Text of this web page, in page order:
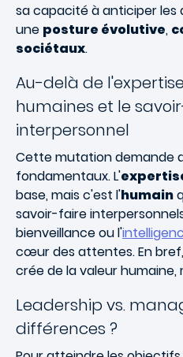
sa capacité à anticiper
une posture évolutive,
sociétaux.
Au-delà de
humaines et le
interpersonnel
Cette mutation demande
fondamentaux. L'
base, mais c'est l'humain
savoir-faire
bienveillance ou l'
cœur des attentes. En
crée de la valeur humaine,
Leadership vs.
différences ?